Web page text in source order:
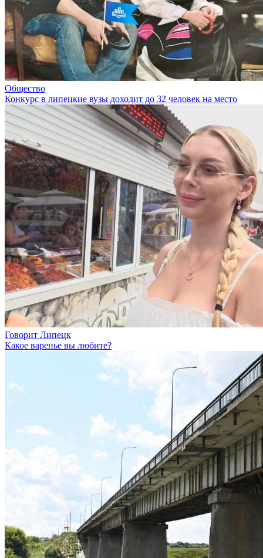
Общество
Конкурс в липецкие вузы доходит до 32 человек на место
Говорит Липецк
Какое варенье вы любите?